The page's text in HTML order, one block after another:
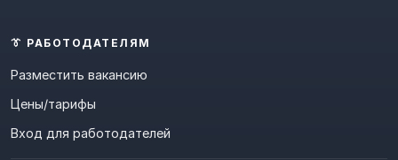
👔 РАБОТОДАТЕЛЯМ
Разместить вакансию
Цены/тарифы
Вход для работодателей